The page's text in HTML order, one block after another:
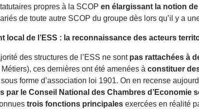
propres à la SCOP en élargissant la notion
de toute autre SCOP du groupe dès lors qu’il y a
local de l’ESS : la reconnaissance des acteurs
des structures de l’ESS ne sontpas rattachées à
Métiers), ces dernières ont été amenées à constituer
forme d’association loi 1901. On en recense
par le Conseil National des Chambres d’Economie
trois fonctions principales exercées en réalité